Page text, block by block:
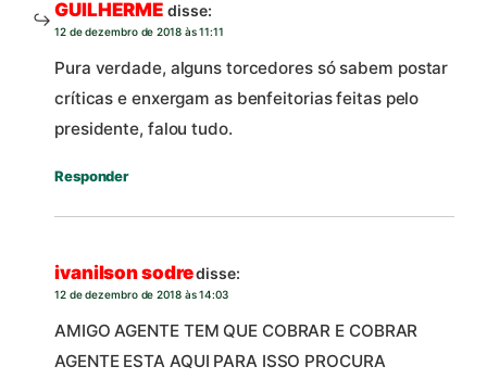
GUILHERME disse:
12 de dezembro de 2018 às 11:11
Pura verdade, alguns torcedores só sabem postar
críticas e enxergam as benfeitorias feitas pelo
presidente, falou tudo.
Responder
ivanilson sodredisse:
12 de dezembro de 2018 às 14:03
AMIGO AGENTE TEM QUE COBRAR E COBRAR
AGENTE ESTA AQUI PARA ISSO PROCURA